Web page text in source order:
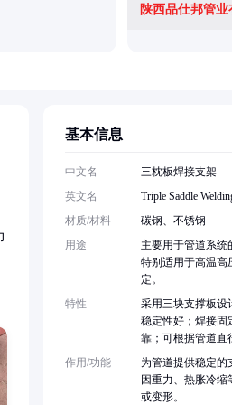
陕西品仕邦管业
基本信息
中文名
三枕板焊接支架
英文名
Triple Saddle
材质/材料
碳钢、不锈钢
用途
主要用于管道系统
特别适用于高温高
定。
特性
采用三块支撑板设
稳定性好；焊接固
靠；可根据管道直
作用/功能
为管道提供稳定的
因重力、热胀冷缩
或变形。